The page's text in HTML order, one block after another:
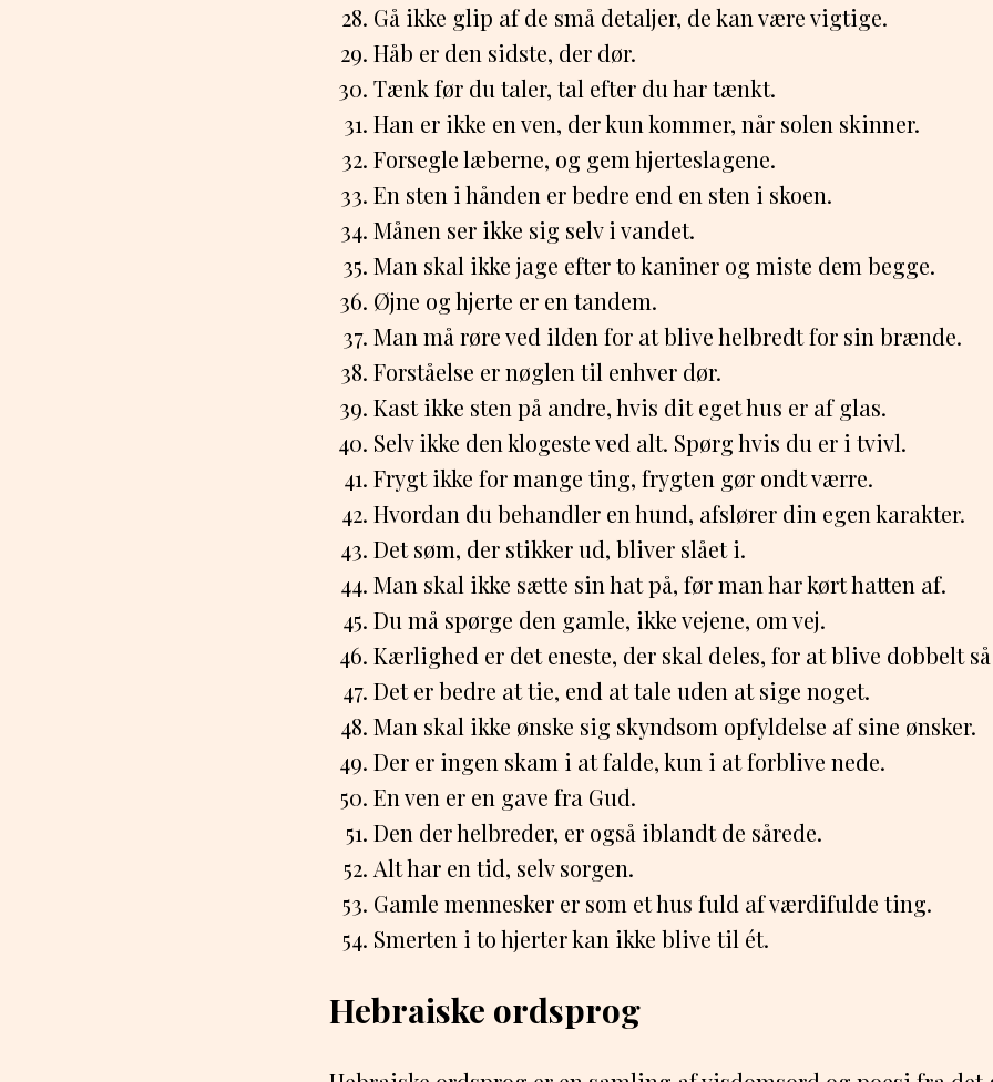
Gå ikke glip af de små detaljer, de kan være vigtige.
Håb er den sidste, der dør.
Tænk før du taler, tal efter du har tænkt.
Han er ikke en ven, der kun kommer, når solen skinner.
Forsegle læberne, og gem hjerteslagene.
En sten i hånden er bedre end en sten i skoen.
Månen ser ikke sig selv i vandet.
Man skal ikke jage efter to kaniner og miste dem begge.
Øjne og hjerte er en tandem.
Man må røre ved ilden for at blive helbredt for sin brænde.
Forståelse er nøglen til enhver dør.
Kast ikke sten på andre, hvis dit eget hus er af glas.
Selv ikke den klogeste ved alt. Spørg hvis du er i tvivl.
Frygt ikke for mange ting, frygten gør ondt værre.
Hvordan du behandler en hund, afslører din egen karakter.
Det søm, der stikker ud, bliver slået i.
Man skal ikke sætte sin hat på, før man har kørt hatten af.
Du må spørge den gamle, ikke vejene, om vej.
Kærlighed er det eneste, der skal deles, for at blive dobbelt
Det er bedre at tie, end at tale uden at sige noget.
Man skal ikke ønske sig skyndsom opfyldelse af sine ønsker.
Der er ingen skam i at falde, kun i at forblive nede.
En ven er en gave fra Gud.
Den der helbreder, er også iblandt de sårede.
Alt har en tid, selv sorgen.
Gamle mennesker er som et hus fuld af værdifulde ting.
Smerten i to hjerter kan ikke blive til ét.
Hebraiske ordsprog